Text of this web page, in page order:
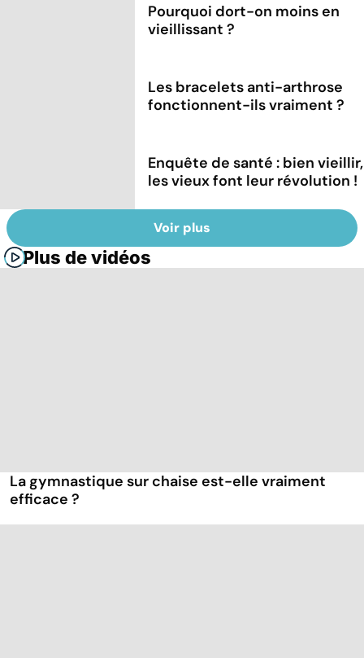
Pourquoi dort-on moins en
vieillissant ?
Les bracelets anti-arthrose
fonctionnent-ils vraiment ?
Enquête de santé : bien vieillir,
les vieux font leur révolution !
Voir plus
Plus de vidéos
La gymnastique sur chaise est-elle vraiment
efficace ?